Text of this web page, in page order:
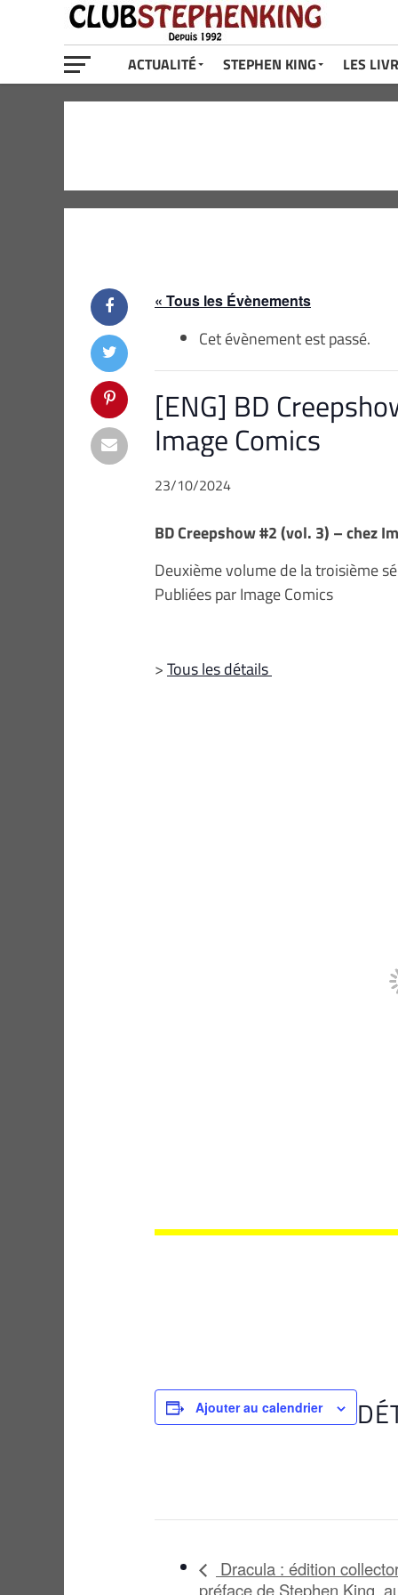
ACTUALITÉ STEPHEN KING LES
« Tous les Évènements
Cet évènement est passé.
[ENG] BD
Image Comics
23/10/2024
BD Creepshow #2 (vol. 3) – chez
Deuxième volume de la troisième
Publiées par Image Comics
>Tous les détails
Ajouter au calendrier
Dracula : édition
préface de Stephen King,